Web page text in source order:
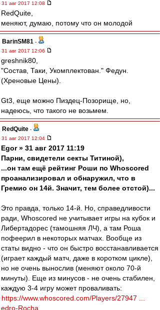
31 авг 2017 12:08
RedQuite,
меняют, думаю, потому что он молодой
BarinSM81 -
31 авг 2017 12:06
greshnik80,
"Состав, Таки, Укомплектован." Федун.
(Хреновые Цены).
Gt3, еще можно Пиздец-Позорище, но,
надеюсь, что такого не возьмем.
RedQuite -
31 авг 2017 12:04
Egor » 31 авг 2017 11:19
Парни, свидетели секты Титиной),
...он там ещё рейтинг Роши по Whoscored
проанализировал и обнаружил, что в
Гремио он 14й. Значит, тем более отстой)...
Это правда, только 14-й. Но, справедливости
ради, Whoscored не учитывает игры на кубок и
Либертадорес (тамошняя ЛЧ), а там Роша
пофеерил в некоторых матчах. Вообще из
статы видно - что он быстро восстанавливается
(играет каждый матч, даже в коротком цикле),
но не очень вынослив (меняют около 70-й
минуты). Еще из минусов - не очень стабилен,
каждую 3-4 игру может проваливать:
https://www.whoscored.com/Players/27947 ...
edro-Rocha